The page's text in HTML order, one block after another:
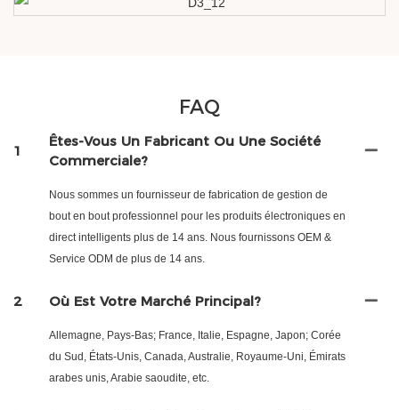
FAQ
1
Êtes-Vous Un Fabricant Ou Une Société
Commerciale?
Nous sommes un fournisseur de fabrication de gestion de
bout en bout professionnel pour les produits électroniques en
direct intelligents plus de 14 ans. Nous fournissons OEM &
Service ODM de plus de 14 ans.
2 Où Est Votre Marché Principal?
Allemagne, Pays-Bas; France, Italie, Espagne, Japon; Corée
du Sud, États-Unis, Canada, Australie, Royaume-Uni, Émirats
arabes unis, Arabie saoudite, etc.